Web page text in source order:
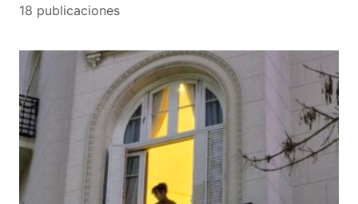
18 publicaciones